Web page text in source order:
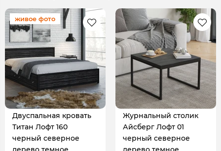
живое фото
Двуспальная кровать
Титан Лофт 160
черный северное
Журнальный столик
Айсберг Лофт 01
черный северное